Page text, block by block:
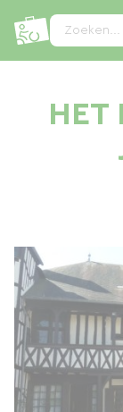
Zoeken...
HET
Cookies